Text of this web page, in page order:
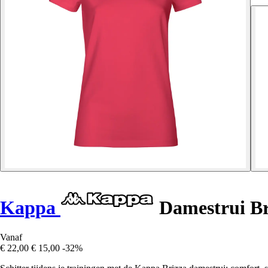
Kappa Damestrui
Vanaf
€ 22,00 € 15,00 -32%